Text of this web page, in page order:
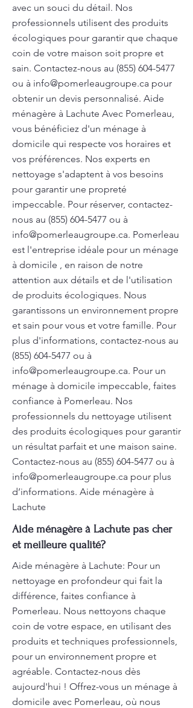
avec un souci du détail. Nos
professionnels utilisent des produits
écologiques pour garantir que chaque
coin de votre maison soit propre et
sain. Contactez-nous au (855) 604-5477
ou à info@pomerleaugroupe.ca pour
obtenir un devis personnalisé. Aide
ménagère à Lachute Avec Pomerleau,
vous bénéficiez d'un ménage à
domicile qui respecte vos horaires et
vos préférences. Nos experts en
nettoyage s'adaptent à vos besoins
pour garantir une propreté
impeccable. Pour réserver, contactez-
nous au (855) 604-5477 ou à
info@pomerleaugroupe.ca. Pomerleau
est l'entreprise idéale pour un ménage
à domicile , en raison de notre
attention aux détails et de l'utilisation
de produits écologiques. Nous
garantissons un environnement propre
et sain pour vous et votre famille. Pour
plus d'informations, contactez-nous au
(855) 604-5477 ou à
info@pomerleaugroupe.ca. Pour un
ménage à domicile impeccable, faites
confiance à Pomerleau. Nos
professionnels du nettoyage utilisent
des produits écologiques pour garantir
un résultat parfait et une maison saine.
Contactez-nous au (855) 604-5477 ou à
info@pomerleaugroupe.ca pour plus
d’informations. Aide ménagère à
Lachute
Aide ménagère à Lachute pas cher
et meilleure qualité?
Aide ménagère à Lachute: Pour un
nettoyage en profondeur qui fait la
différence, faites confiance à
Pomerleau. Nous nettoyons chaque
coin de votre espace, en utilisant des
produits et techniques professionnels,
pour un environnement propre et
agréable. Contactez-nous dès
aujourd'hui ! Offrez-vous un ménage à
domicile avec Pomerleau, où nous